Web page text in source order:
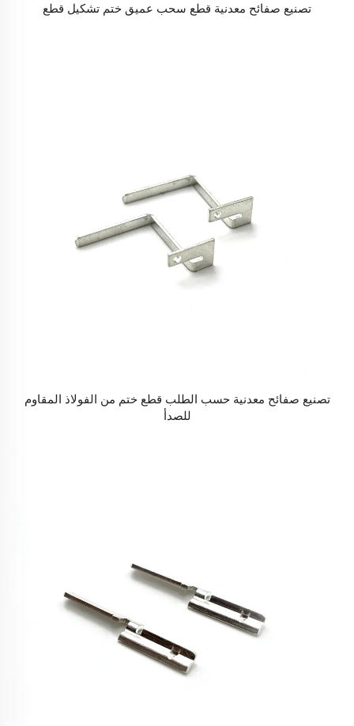
تصنيع صفائح معدنية قطع سحب عميق ختم تشكيل قطع
تصنيع صفائح معدنية حسب الطلب قطع ختم من الفولاذ المقاوم
للصدأ